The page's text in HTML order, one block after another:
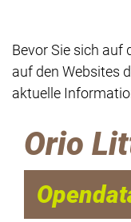
Bevor Sie sich auf
auf den Websites
aktuelle
Orio